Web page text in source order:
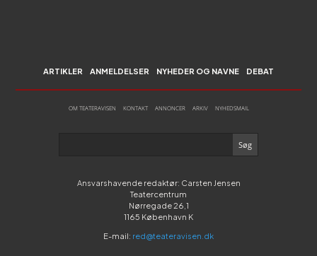
ARTIKLER ANMELDELSER NYHEDER OG NAVNE DEBAT
OM TEATERAVISEN KONTAKT ANNONCER ARKIV NYHEDSMAIL
Ansvarshavende redaktør: Carsten Jensen
Teatercentrum
Nørregade 26,1
1165 København K
E-mail: red@teateravisen.dk